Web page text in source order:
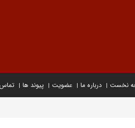
نخست درباره ما عضویت پیوند ها تماس